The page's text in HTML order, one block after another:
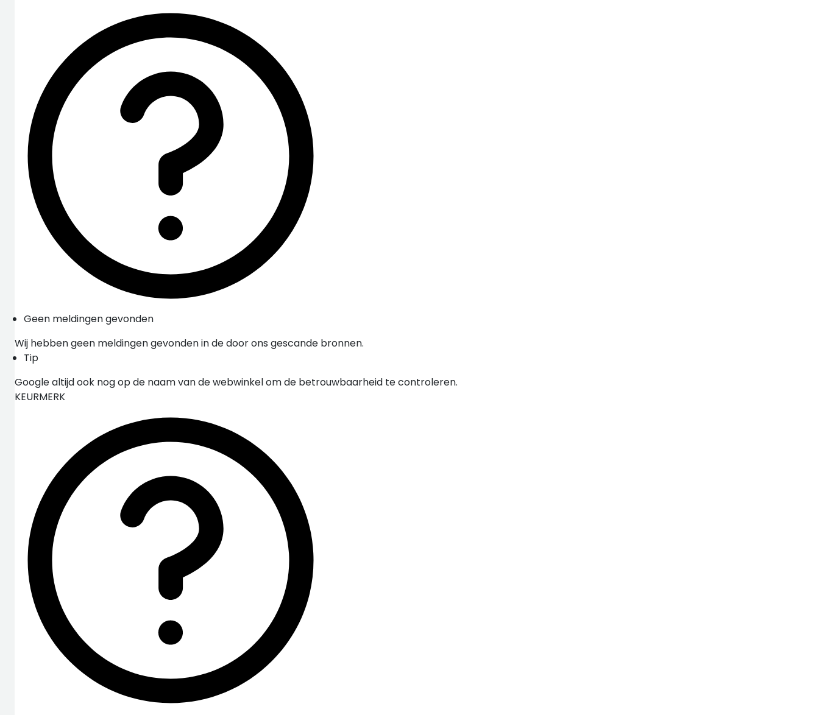
Geen meldingen gevonden
Wij hebben geen meldingen gevonden in de door ons gescande bronnen.
Tip
Google altijd ook nog op de naam van de webwinkel om de betrouwbaarheid te controleren.
KEURMERK